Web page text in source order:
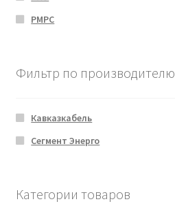
РМРС
Фильтр по производителю
Кавказкабель
Сегмент Энерго
Категории товаров